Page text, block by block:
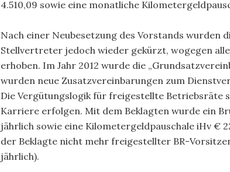
4.510,09 sowie eine monatliche
Nach einer Neubesetzung des Vorstands wurden
Stellvertreter jedoch wieder gekürzt, wogegen
erhoben. Im Jahr 2012 wurde die
wurden neue Zusatzvereinbarungen zum
Die Vergütungslogik für freigestellte Betriebsräte
Karriere erfolgen. Mit dem Beklagten wurde ein
jährlich sowie eine Kilometergeldpauschale iHv €
der Beklagte nicht mehr freigestellter BR-
jährlich).